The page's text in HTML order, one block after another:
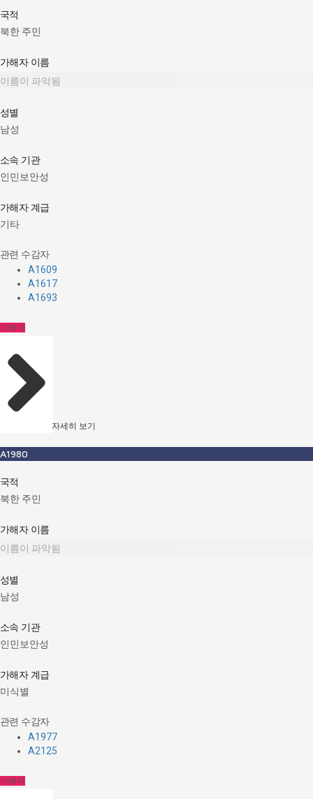
국적
북한 주민
가해자 이름
이름이 파악됨
성별
남성
소속 기관
인민보안성
가해자 계급
기타
관련 수감자
A1609
A1617
A1693
가해자
자세히 보기
A1980
국적
북한 주민
가해자 이름
이름이 파악됨
성별
남성
소속 기관
인민보안성
가해자 계급
미식별
관련 수감자
A1977
A2125
가해자